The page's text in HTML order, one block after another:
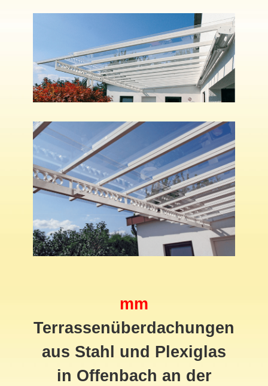
mm
Terrassenüberdachungen
aus Stahl und Plexiglas
in Offenbach an der